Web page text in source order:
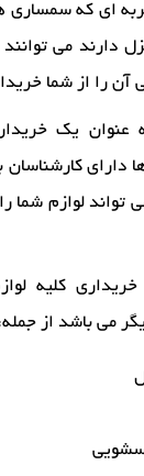
ای که سمساری
دارند می توانند
آن را از شما
یک
ها دارای
تواند لوازم شما
کلیه